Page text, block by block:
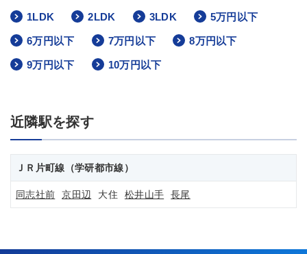
1LDK 2LDK 3LDK 5万円以下
6万円以下 7万円以下 8万円以下
9万円以下 10万円以下
近隣駅を探す
ＪＲ片町線（学研都市線）
同志社前 京田辺 大住 松井山手 長尾